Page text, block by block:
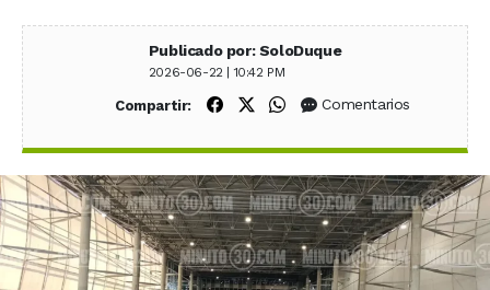
Publicado por: SoloDuque
2026-06-22 | 10:42 PM
Compartir: Compartir en Facebook
Compartir en X (Twitter)
Compartir en WhatsApp
Comentarios